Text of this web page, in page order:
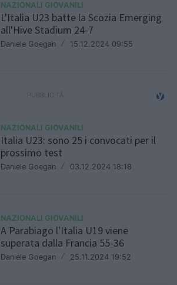
NAZIONALI GIOVANILI
L'Italia U23 batte la Scozia Emerging
all'Hive Stadium 24-7
Daniele Goegan / 15.12.2024 09:55
NAZIONALI GIOVANILI
Italia U23: sono 25 i convocati per il
prossimo test
Daniele Goegan / 03.12.2024 18:18
NAZIONALI GIOVANILI
A Parabiago l'Italia U19 viene
superata dalla Francia 55-36
Daniele Goegan / 25.11.2024 19:52